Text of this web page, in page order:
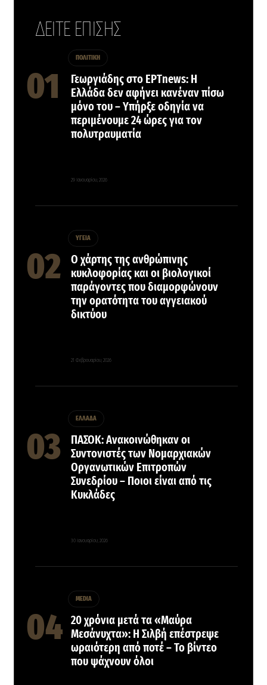
ΔΕΙΤΕ ΕΠΙΣΗΣ
ΠΟΛΙΤΙΚΗ
Γεωργιάδης στο ΕΡΤnews: Η
Ελλάδα δεν αφήνει κανέναν πίσω
μόνο του – Υπήρξε οδηγία να
περιμένουμε 24 ώρες για τον
πολυτραυματία
29 Ιανουαρίου, 2026
ΥΓΕΙΑ
Ο χάρτης της ανθρώπινης
κυκλοφορίας και οι βιολογικοί
παράγοντες που διαμορφώνουν
την ορατότητα του αγγειακού
δικτύου
21 Φεβρουαρίου, 2026
ΕΛΛΑΔΑ
ΠΑΣΟΚ: Ανακοινώθηκαν οι
Συντονιστές των Νομαρχιακών
Οργανωτικών Επιτροπών
Συνεδρίου – Ποιοι είναι από τις
Κυκλάδες
30 Ιανουαρίου, 2026
MEDIA
20 χρόνια μετά τα «Μαύρα
Μεσάνυχτα»: Η Σιλβή επέστρεψε
ωραιότερη από ποτέ – Το βίντεο
που ψάχνουν όλοι